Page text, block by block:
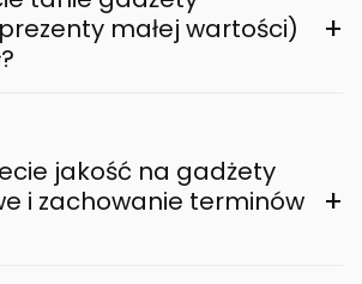
małej wartości)
+
jakość na gadżety
i zachowanie terminów
+